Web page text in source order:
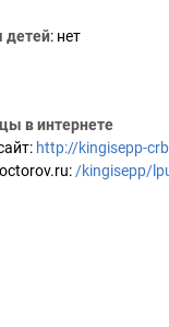
детей: нет
в интернете
: http://kingisepp-
: /kingisepp/